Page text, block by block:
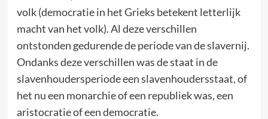
volk (democratie in het Grieks betekent letterlijk
macht van het volk). Al deze verschillen
ontstonden gedurende de periode van de slavernij.
Ondanks deze verschillen was de staat in de
slavenhoudersperiode een slavenhoudersstaat, of
het nu een monarchie of een republiek was, een
aristocratie of een democratie.